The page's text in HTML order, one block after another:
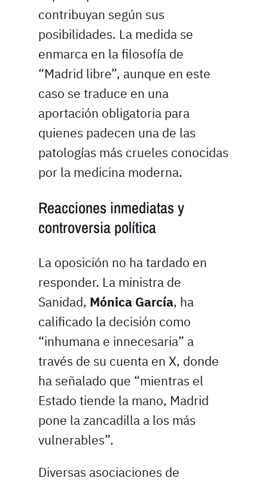
contribuyan según sus
posibilidades. La medida se
enmarca en la filosofía de
“Madrid libre”, aunque en este
caso se traduce en una
aportación obligatoria para
quienes padecen una de las
patologías más crueles conocidas
por la medicina moderna.
Reacciones inmediatas y
controversia política
La oposición no ha tardado en
responder. La ministra de
Sanidad, Mónica García, ha
calificado la decisión como
“inhumana e innecesaria” a
través de su cuenta en X, donde
ha señalado que “mientras el
Estado tiende la mano, Madrid
pone la zancadilla a los más
vulnerables”.
Diversas asociaciones de